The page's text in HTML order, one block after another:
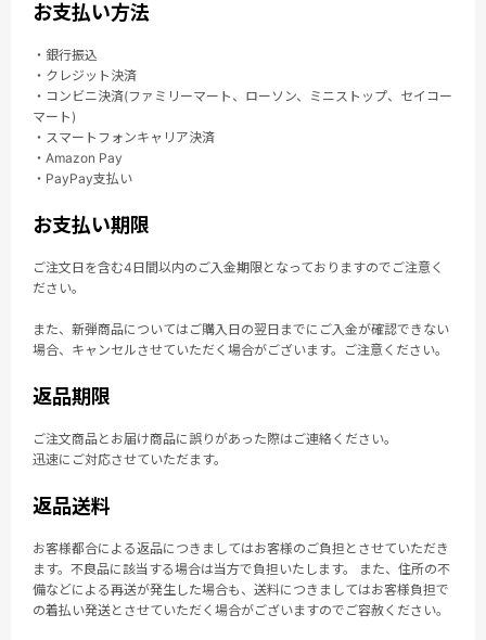
お支払い方法
・銀行振込
・クレジット決済
・コンビニ決済(ファミリーマート、ローソン、ミニストップ、セイコー
マート)
・スマートフォンキャリア決済
・Amazon Pay
・PayPay支払い
お支払い期限
ご注文日を含む4日間以内のご入金期限となっておりますのでご注意く
ださい。
また、新弾商品についてはご購入日の翌日までにご入金が確認できない
場合、キャンセルさせていただく場合がございます。ご注意ください。
返品期限
ご注文商品とお届け商品に誤りがあった際はご連絡ください。
迅速にご対応させていただます。
返品送料
お客様都合による返品につきましてはお客様のご負担とさせていただき
ます。不良品に該当する場合は当方で負担いたします。 また、住所の不
備などによる再送が発生した場合も、送料につきましてはお客様負担で
の着払い発送とさせていただく場合がございますのでご容赦ください。